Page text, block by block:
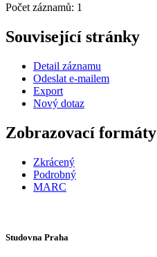
Počet záznamů: 1
Související stránky
Detail záznamu
Odeslat e-mailem
Export
Nový dotaz
Zobrazovací formáty
Zkrácený
Podrobný
MARC
Studovna Praha